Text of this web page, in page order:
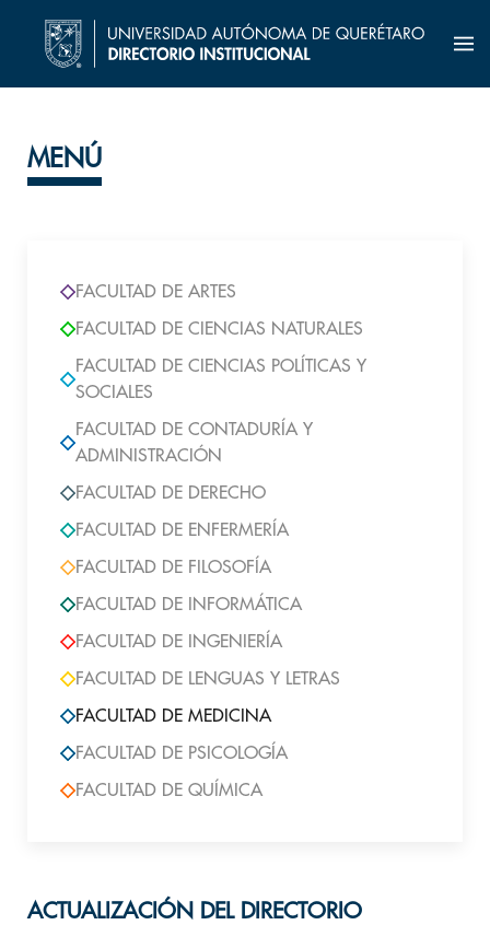
MENÚ
FACULTAD DE ARTES
FACULTAD DE CIENCIAS NATURALES
FACULTAD DE CIENCIAS POLÍTICAS Y
SOCIALES
FACULTAD DE CONTADURÍA Y
ADMINISTRACIÓN
FACULTAD DE DERECHO
FACULTAD DE ENFERMERÍA
FACULTAD DE FILOSOFÍA
FACULTAD DE INFORMÁTICA
FACULTAD DE INGENIERÍA
FACULTAD DE LENGUAS Y LETRAS
FACULTAD DE MEDICINA
FACULTAD DE PSICOLOGÍA
FACULTAD DE QUÍMICA
ACTUALIZACIÓN DEL DIRECTORIO